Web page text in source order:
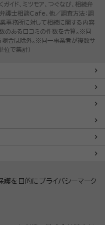
イド、ミツモア、つぐなび、相続弁
護士相談Cafe、他／調査方法：調
業事務所に対して相続に関する内容
のある口コミの件数を合算。※同
合は除外。※同一事業者が複数サ
位で集計）
を目的にプライバシーマーク